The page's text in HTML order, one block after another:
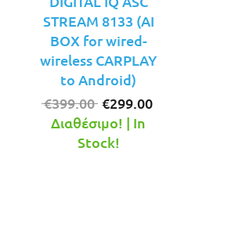
STREAM 8133 (AI
BOX for wired-
wireless CARPLAY
to Android)
€399.00 Original
price
was:
€299.00
Διαθέσιμο! | In
Stock!